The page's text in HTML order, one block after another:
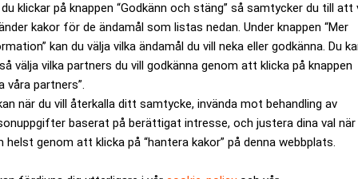
klickar på knappen “Godkänn och stäng” så samtycker du till att
kakor för de ändamål som listas nedan. Under knappen “Mer
kan du välja vilka ändamål du vill neka eller godkänna. Du
välja vilka partners du vill godkänna genom att klicka på knappen
våra partners”.
när du vill återkalla ditt samtycke, invända mot behandling av
baserat på berättigat intresse, och justera dina val när
helst genom att klicka på “hantera kakor” på denna webbplats.
där Heimstaden vuxit väldigt snabbt, främst
hjälp av solida ägare, säger Louis Landeman till Dagens
det klart största fastighetsbolaget i Norden.
i Europa utan aktieavveckling, säger